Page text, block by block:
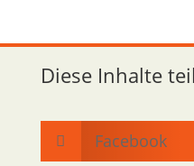
Diese Inhalte
 Facebook